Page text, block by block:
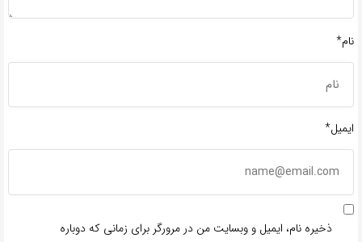
نام*
ایمیل*
ذخیره نام، ایمیل و وبسایت من در مرورگر برای زمانی که دوباره